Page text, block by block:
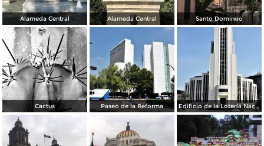
Alameda Central Alameda Central Santo Domingo
Cactus Paseo de la Reforma Edificio de la Lotería Nacional